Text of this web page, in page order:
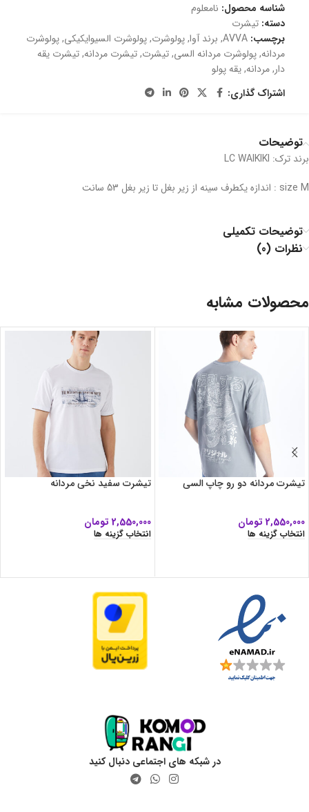
شناسه محصول: نامعلوم
دسته: تیشرت
برچسب: AVVA
, برند آوا,پولوشرت,پولوشرت السیوایکیکی,پولوشرت
مردانه,پولوشرت مردانه السی,تیشرت,تیشرت مردانه,تیشرت یقه
دار,مردانه,یقه پولو
اشتراک گذاری:
توضیحات
برند ترک: LC WAIKIKI
size M : اندازه یکطرف سینه از زیر بغل تا زیر بغل 53 سانت
توضیحات تکمیلی
نظرات (0)
محصولات مشابه
تیشرت مردانه دو رو چاپ السی
2,550,000 تومان
انتخاب گزینه ها
تیشرت سفید نخی مردانه
2,550,000 تومان
انتخاب گزینه ها
در شبکه های اجتماعی دنبال کنید